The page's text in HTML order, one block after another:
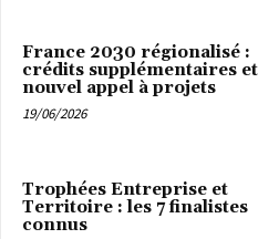
France 2030 régionalisé :
crédits supplémentaires et
nouvel appel à projets
19/06/2026
Trophées Entreprise et
Territoire : les 7 finalistes
connus